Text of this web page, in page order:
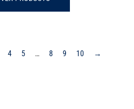
4 5 … 8 9 10 →